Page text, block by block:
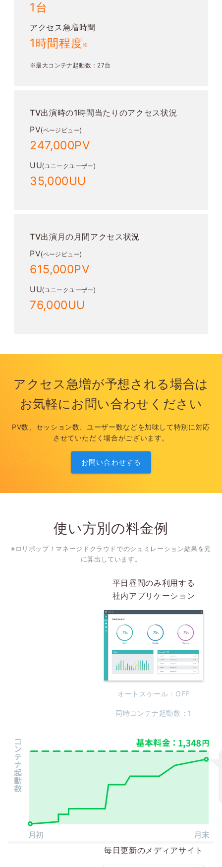
1台
アクセス急増時間
1時間程度※
※最大コンテナ起動数：27台
TV出演時の1時間当たりのアクセス状況
PV(ページビュー)
247,000PV
UU(ユニークユーザー)
35,000UU
TV出演月の月間アクセス状況
PV(ページビュー)
615,000PV
UU(ユニークユーザー)
76,000UU
アクセス急増が予想される場合は
お気軽に お問い合わせください
PV数、セッション数、ユーザー数などを加味して特別に対応
させていただく場合がございます。
お問い合わせする
使い方別の料金例
※ロリポップ！マネージドクラウドでのシュミレーション結果を元
に算出しています。
平日昼間のみ利用する
社内アプリケーション
オートスケール：OFF
同時コンテナ起動数：1
毎日更新のメディアサイト